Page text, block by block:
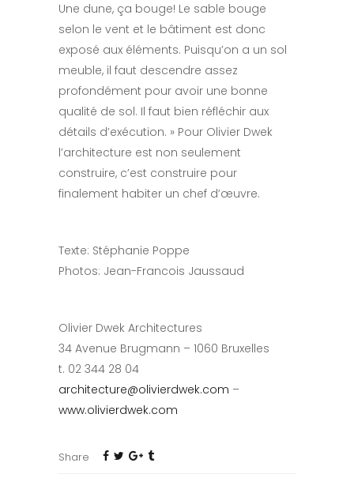
Une dune, ça bouge! Le sable bouge
selon le vent et le bâtiment est donc
exposé aux éléments. Puisqu’on a un sol
meuble, il faut descendre assez
profondément pour avoir une bonne
qualité de sol. Il faut bien réfléchir aux
détails d’exécution. » Pour Olivier Dwek
l’architecture est non seulement
construire, c’est construire pour
finalement habiter un chef d’œuvre.
Texte: Stéphanie Poppe
Photos: Jean-Francois Jaussaud
Olivier Dwek Architectures
34 Avenue Brugmann – 1060 Bruxelles
t. 02 344 28 04
architecture@olivierdwek.com –
www.olivierdwek.com
Share